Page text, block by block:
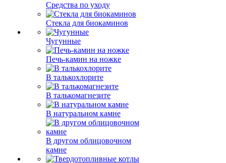
Средства по уходу
Стекла для биокаминов
Чугунные
Печь-камин на ножке
В талькохлорите
В талькомагнезите
В натуральном камне
В другом облицовочном
камне